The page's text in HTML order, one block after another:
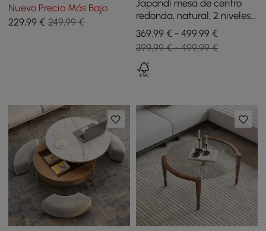
Nuevo Precio Más Bajo
229,99 € 249,99 €
Japandi mesa de centro
redonda, natural, 2 niveles,
con almacenamiento y
base de ratán
369,99 € - 499,99 €
399,99 € - 499,99 €